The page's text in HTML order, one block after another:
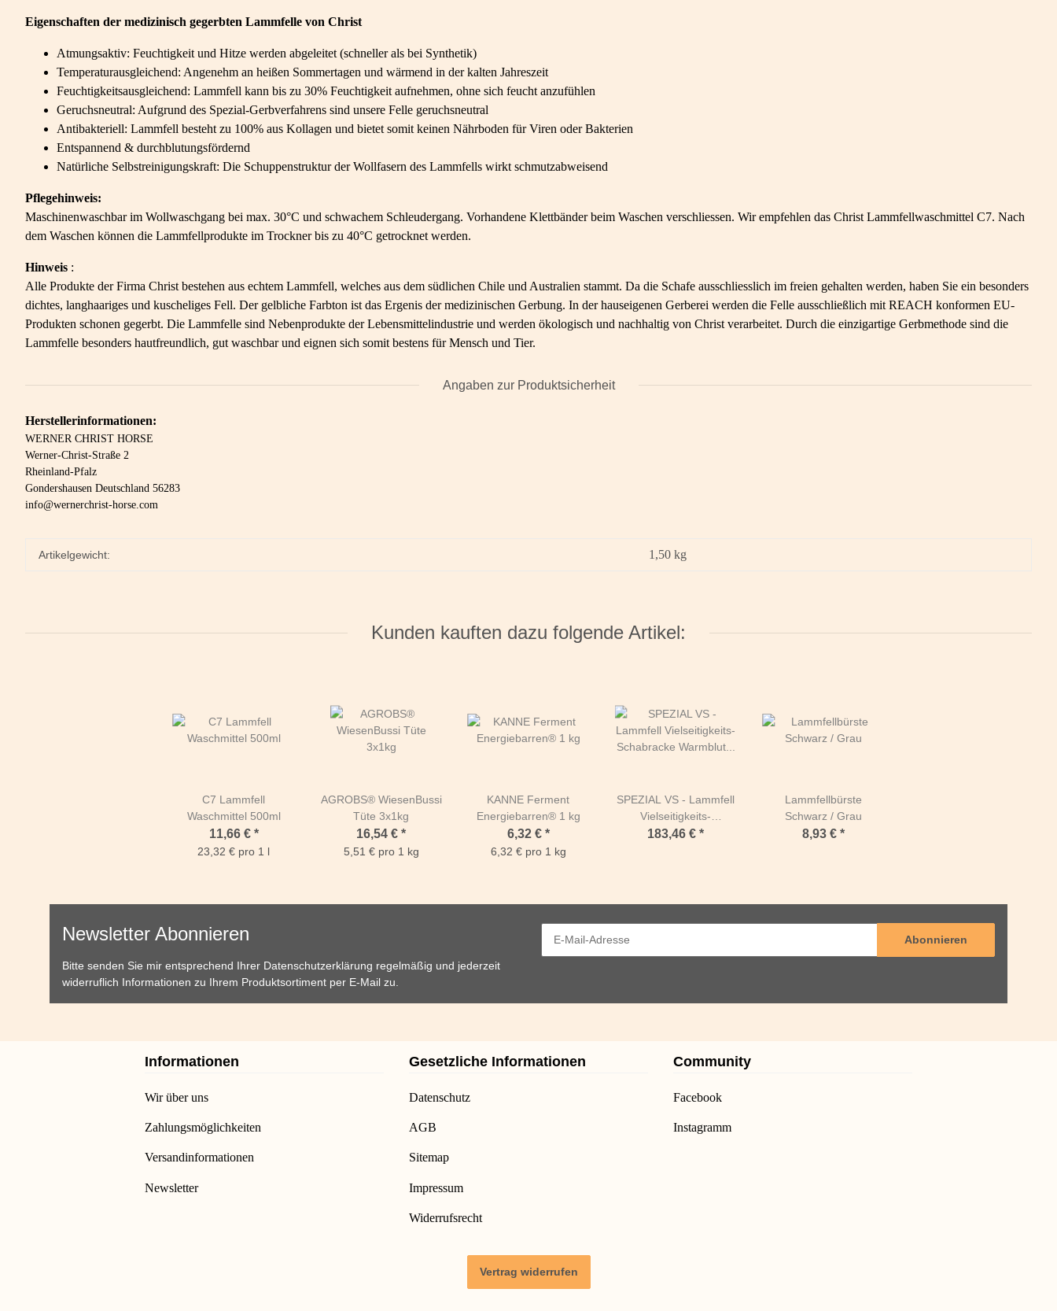
Eigenschaften der medizinisch gegerbten Lammfelle von Christ
Atmungsaktiv: Feuchtigkeit und Hitze werden abgeleitet (schneller als bei Synthetik)
Temperaturausgleichend: Angenehm an heißen Sommertagen und wärmend in der kalten Jahreszeit
Feuchtigkeitsausgleichend: Lammfell kann bis zu 30% Feuchtigkeit aufnehmen, ohne sich feucht anzufühlen
Geruchsneutral: Aufgrund des Spezial-Gerbverfahrens sind unsere Felle geruchsneutral
Antibakteriell: Lammfell besteht zu 100% aus Kollagen und bietet somit keinen Nährboden für Viren oder Bakterien
Entspannend & durchblutungsfördernd
Natürliche Selbstreinigungskraft: Die Schuppenstruktur der Wollfasern des Lammfells wirkt schmutzabweisend
Pflegehinweis:
Maschinenwaschbar im Wollwaschgang bei max. 30°C und schwachem Schleudergang. Vorhandene Klettbänder beim Waschen verschliessen. Wir empfehlen das Christ Lammfellwaschmittel C7. Nach
dem Waschen können die Lammfellprodukte im Trockner bis zu 40°C getrocknet werden.
Hinweis :
Alle Produkte der Firma Christ bestehen aus echtem Lammfell, welches aus dem südlichen Chile und Australien stammt. Da die Schafe ausschliesslich im freien gehalten werden, haben Sie ein besonders
dichtes, langhaariges und kuscheliges Fell. Der gelbliche Farbton ist das Ergenis der medizinischen Gerbung. In der hauseigenen Gerberei werden die Felle ausschließlich mit REACH konformen EU-
Produkten schonen gegerbt. Die Lammfelle sind Nebenprodukte der Lebensmittelindustrie und werden ökologisch und nachhaltig von Christ verarbeitet. Durch die einzigartige Gerbmethode sind die
Lammfelle besonders hautfreundlich, gut waschbar und eignen sich somit bestens für Mensch und Tier.
Angaben zur Produktsicherheit
Herstellerinformationen:
WERNER CHRIST HORSE
Werner-Christ-Straße 2
Rheinland-Pfalz
Gondershausen Deutschland 56283
info@wernerchrist-horse.com
Artikelgewicht: 1,50 kg
Kunden kauften dazu folgende Artikel:
C7 Lammfell
Waschmittel 500ml
11,66 € *
23,32 € pro 1 l
AGROBS® WiesenBussi
Tüte 3x1kg
16,54 €*
5,51 € pro 1 kg
KANNE Ferment
Energiebarren® 1 kg
6,32 € *
6,32 € pro 1 kg
SPEZIAL VS - Lammfell
Vielseitigkeits-
Schabracke Warmblut
183,46 €*
Lammfellbürste
Schwarz / Grau
8,93 € *
Newsletter Abonnieren
Bitte senden Sie mir entsprechend Ihrer Datenschutzerklärung regelmäßig und jederzeit
widerruflich Informationen zu Ihrem Produktsortiment per E-Mail zu.
Abonnieren
Informationen
Wir über uns
Zahlungsmöglichkeiten
Versandinformationen
Newsletter
Gesetzliche Informationen
Datenschutz
AGB
Sitemap
Impressum
Widerrufsrecht
Community
Facebook
Instagramm
Vertrag widerrufen